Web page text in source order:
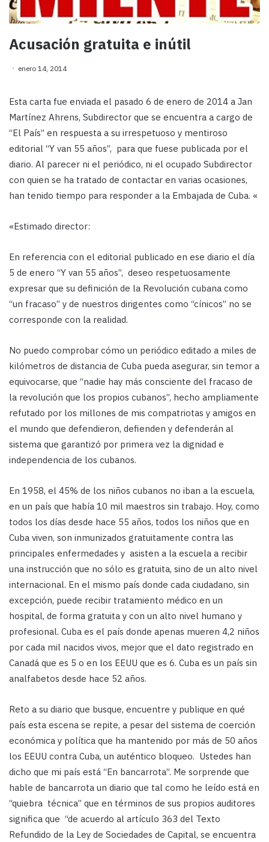
Acusación gratuita e inútil
enero 14, 2014
Esta carta fue enviada el pasado 6 de enero de 2014 a Jan
Martínez Ahrens, Subdirector que se encuentra a cargo de
“El País” en respuesta a su irrespetuoso y mentiroso
editorial “Y van 55 años”, para que fuese publicada por el
diario. Al parecer ni el periódico, ni el ocupado Subdirector
con quien se ha tratado de contactar en varias ocasiones,
han tenido tiempo para responder a la Embajada de Cuba. «
«Estimado director:
En referencia con el editorial publicado en ese diario el día
5 de enero “Y van 55 años”, deseo respetuosamente
expresar que su definición de la Revolución cubana como
“un fracaso” y de nuestros dirigentes como “cínicos” no se
corresponde con la realidad.
No puedo comprobar cómo un periódico editado a miles de
kilómetros de distancia de Cuba pueda asegurar, sin temor a
equivocarse, que “nadie hay más consciente del fracaso de
la revolución que los propios cubanos”, hecho ampliamente
refutado por los millones de mis compatriotas y amigos en
el mundo que defendieron, defienden y defenderán al
sistema que garantizó por primera vez la dignidad e
independencia de los cubanos.
En 1958, el 45% de los niños cubanos no iban a la escuela,
en un país que había 10 mil maestros sin trabajo. Hoy, como
todos los días desde hace 55 años, todos los niños que en
Cuba viven, son inmunizados gratuitamente contra las
principales enfermedades y asisten a la escuela a recibir
una instrucción que no sólo es gratuita, sino de un alto nivel
internacional. En el mismo país donde cada ciudadano, sin
excepción, puede recibir tratamiento médico en un
hospital, de forma gratuita y con un alto nivel humano y
profesional. Cuba es el país donde apenas mueren 4,2 niños
por cada mil nacidos vivos, mejor que el dato registrado en
Canadá que es 5 o en los EEUU que es 6. Cuba es un país sin
analfabetos desde hace 52 años.
Reto a su diario que busque, encuentre y publique en qué
país esta escena se repite, a pesar del sistema de coerción
económica y política que ha mantenido por más de 50 años
los EEUU contra Cuba, un auténtico bloqueo. Ustedes han
dicho que mi país está “En bancarrota”. Me sorprende que
hable de bancarrota un diario que tal como he leído está en
“quiebra técnica” que en términos de sus propios auditores
significa que “de acuerdo al artículo 363 del Texto
Refundido de la Ley de Sociedades de Capital, se encuentra